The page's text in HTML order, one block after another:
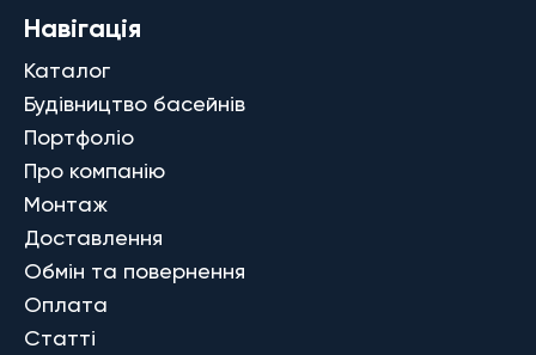
Навігація
Каталог
Будівництво басейнів
Портфоліо
Про компанію
Монтаж
Доставлення
Обмін та повернення
Оплата
Статті